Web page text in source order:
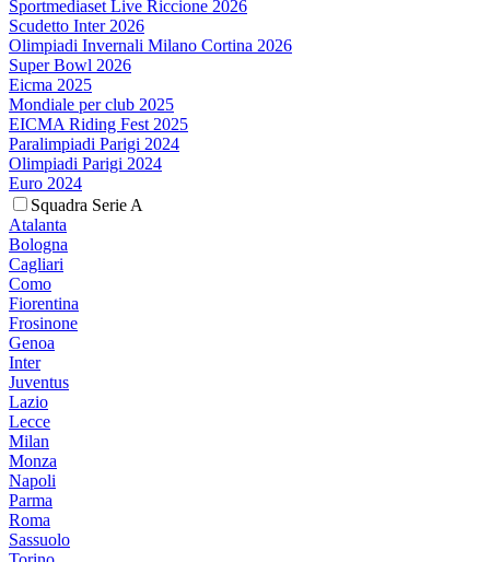
Sportmediaset Live Riccione 2026
Scudetto Inter 2026
Olimpiadi Invernali Milano Cortina 2026
Super Bowl 2026
Eicma 2025
Mondiale per club 2025
EICMA Riding Fest 2025
Paralimpiadi Parigi 2024
Olimpiadi Parigi 2024
Euro 2024
Squadra Serie A
Atalanta
Bologna
Cagliari
Como
Fiorentina
Frosinone
Genoa
Inter
Juventus
Lazio
Lecce
Milan
Monza
Napoli
Parma
Roma
Sassuolo